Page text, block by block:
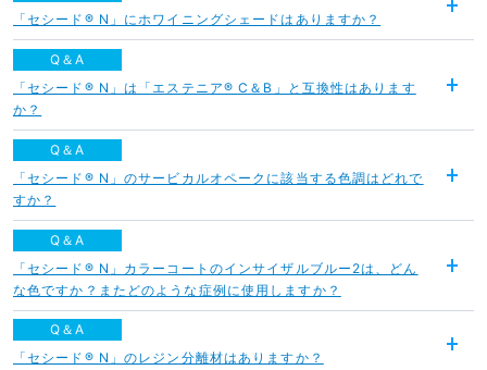
「セシード® N」にホワイニングシェードはありますか？
Q＆A
「セシード® N」は「エステニア® C＆B」と互換性はあります
か？
く
Q＆A
「セシード® N」のサービカルオペークに該当する色調はどれで
すか？
く
Q＆A
「セシード® N」カラーコートのインサイザルブルー2は、どん
な色ですか？またどのような症例に使用しますか？
く
Q＆A
「セシード® N」のレジン分離材はありますか？